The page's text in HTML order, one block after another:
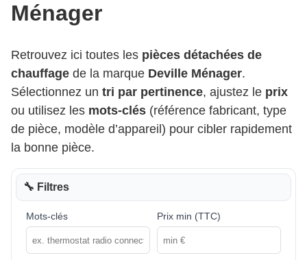
Ménager
Retrouvez ici toutes les pièces détachées de
chauffage de la marque Deville Ménager.
Sélectionnez un tri par pertinence, ajustez le prix
ou utilisez les mots-clés (référence fabricant, type
de pièce, modèle d’appareil) pour cibler rapidement
la bonne pièce.
🔧 Filtres
Mots-clés Prix min (TTC)